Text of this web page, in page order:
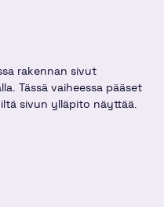
rakennan sivut
Tässä vaiheessa pääset
sivun ylläpito näyttää.